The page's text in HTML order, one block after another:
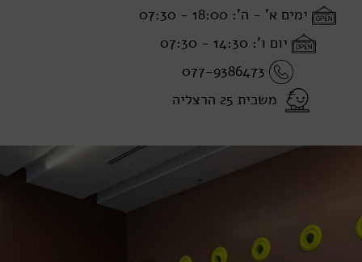
ימים א' - ה': 18:00 - 07:30
יום ו': 14:30 - 07:30
077-9386473
משכית 25 הרצליה